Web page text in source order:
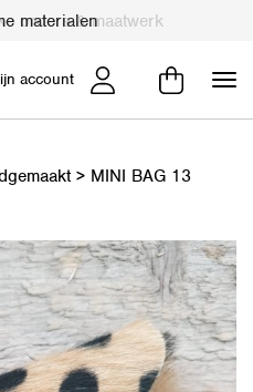
materialen
account
> MINI BAG 13